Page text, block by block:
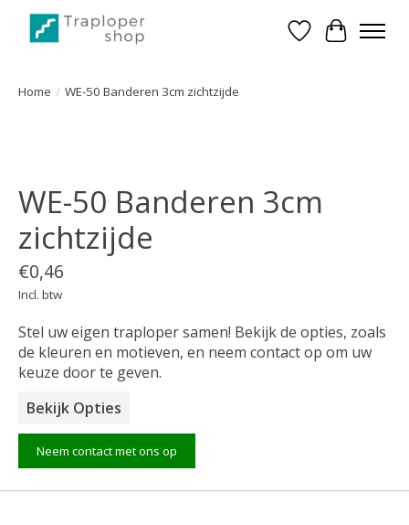
Verlanglijst
Home / WE-50 Banderen 3cm zichtzijde
WE-50 Banderen 3cm
zichtzijde
€0,46
Incl. btw
Stel uw eigen traploper samen! Bekijk de opties, zoals
de kleuren en motieven, en neem contact op om uw
keuze door te geven.
Bekijk Opties
Neem contact met ons op